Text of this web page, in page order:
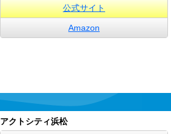
公式サイト
Amazon
アクトシティ浜松